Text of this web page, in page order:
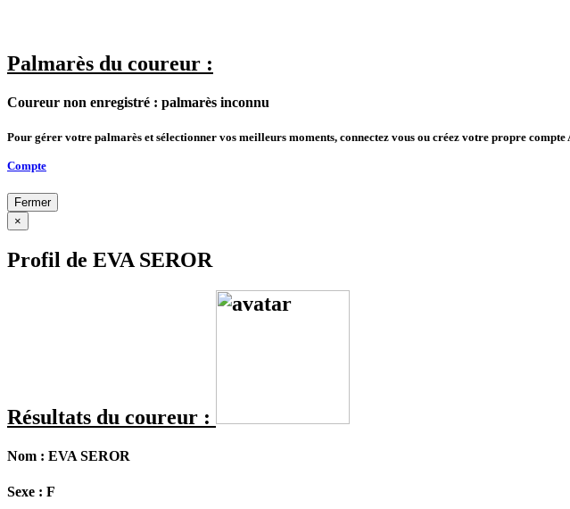
Palmarès du coureur :
Coureur non enregistré : palmarès inconnu
Pour gérer votre palmarès et sélectionner vos meilleurs moments, connectez vous ou créez votre propre compte
Compte
Fermer
×
Profil de EVA SEROR
Résultats du coureur :
Nom : EVA SEROR
Sexe : F